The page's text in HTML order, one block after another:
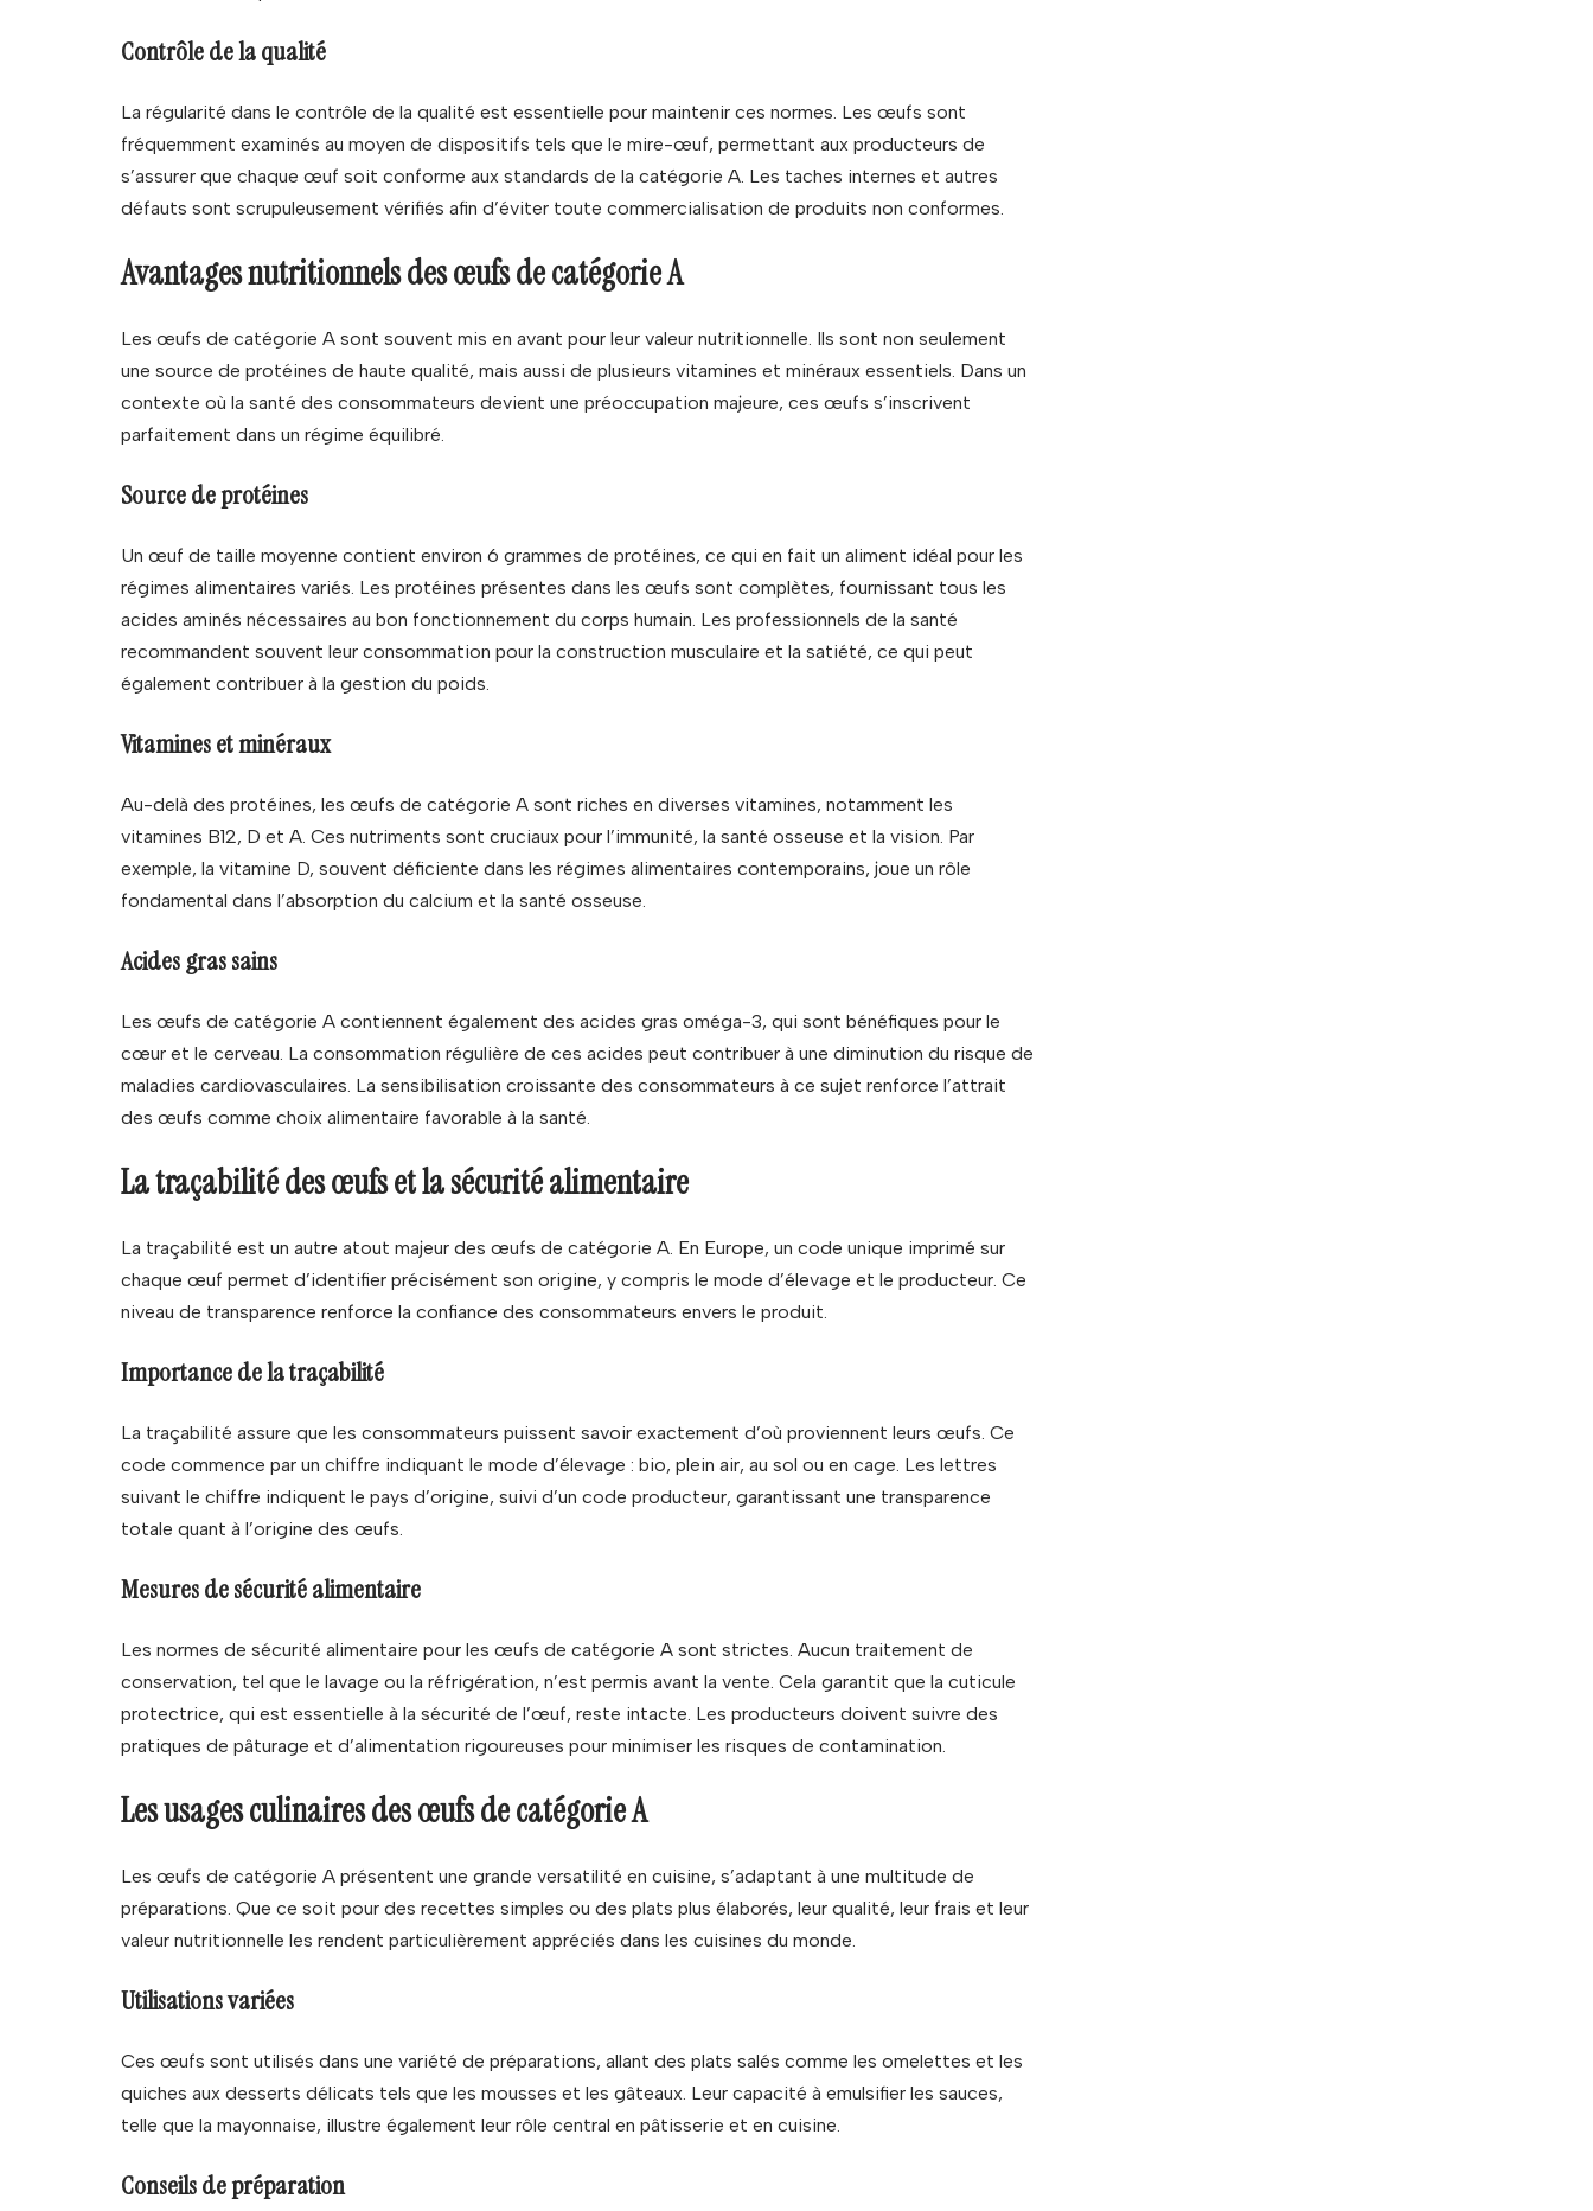
Contrôle de la qualité
La régularité dans le contrôle de la qualité est essentielle pour maintenir ces normes. Les œufs sont
fréquemment examinés au moyen de dispositifs tels que le mire-œuf, permettant aux producteurs de
s’assurer que chaque œuf soit conforme aux standards de la catégorie A. Les taches internes et autres
défauts sont scrupuleusement vérifiés afin d’éviter toute commercialisation de produits non conformes.
Avantages nutritionnels des œufs de catégorie A
Les œufs de catégorie A sont souvent mis en avant pour leur valeur nutritionnelle. Ils sont non seulement
une source de protéines de haute qualité, mais aussi de plusieurs vitamines et minéraux essentiels. Dans un
contexte où la santé des consommateurs devient une préoccupation majeure, ces œufs s’inscrivent
parfaitement dans un régime équilibré.
Source de protéines
Un œuf de taille moyenne contient environ 6 grammes de protéines, ce qui en fait un aliment idéal pour les
régimes alimentaires variés. Les protéines présentes dans les œufs sont complètes, fournissant tous les
acides aminés nécessaires au bon fonctionnement du corps humain. Les professionnels de la santé
recommandent souvent leur consommation pour la construction musculaire et la satiété, ce qui peut
également contribuer à la gestion du poids.
Vitamines et minéraux
Au-delà des protéines, les œufs de catégorie A sont riches en diverses vitamines, notamment les
vitamines B12, D et A. Ces nutriments sont cruciaux pour l’immunité, la santé osseuse et la vision. Par
exemple, la vitamine D, souvent déficiente dans les régimes alimentaires contemporains, joue un rôle
fondamental dans l’absorption du calcium et la santé osseuse.
Acides gras sains
Les œufs de catégorie A contiennent également des acides gras oméga-3, qui sont bénéfiques pour le
cœur et le cerveau. La consommation régulière de ces acides peut contribuer à une diminution du risque de
maladies cardiovasculaires. La sensibilisation croissante des consommateurs à ce sujet renforce l’attrait
des œufs comme choix alimentaire favorable à la santé.
La traçabilité des œufs et la sécurité alimentaire
La traçabilité est un autre atout majeur des œufs de catégorie A. En Europe, un code unique imprimé sur
chaque œuf permet d’identifier précisément son origine, y compris le mode d’élevage et le producteur. Ce
niveau de transparence renforce la confiance des consommateurs envers le produit.
Importance de la traçabilité
La traçabilité assure que les consommateurs puissent savoir exactement d’où proviennent leurs œufs. Ce
code commence par un chiffre indiquant le mode d’élevage : bio, plein air, au sol ou en cage. Les lettres
suivant le chiffre indiquent le pays d’origine, suivi d’un code producteur, garantissant une transparence
totale quant à l’origine des œufs.
Mesures de sécurité alimentaire
Les normes de sécurité alimentaire pour les œufs de catégorie A sont strictes. Aucun traitement de
conservation, tel que le lavage ou la réfrigération, n’est permis avant la vente. Cela garantit que la cuticule
protectrice, qui est essentielle à la sécurité de l’œuf, reste intacte. Les producteurs doivent suivre des
pratiques de pâturage et d’alimentation rigoureuses pour minimiser les risques de contamination.
Les usages culinaires des œufs de catégorie A
Les œufs de catégorie A présentent une grande versatilité en cuisine, s’adaptant à une multitude de
préparations. Que ce soit pour des recettes simples ou des plats plus élaborés, leur qualité, leur frais et leur
valeur nutritionnelle les rendent particulièrement appréciés dans les cuisines du monde.
Utilisations variées
Ces œufs sont utilisés dans une variété de préparations, allant des plats salés comme les omelettes et les
quiches aux desserts délicats tels que les mousses et les gâteaux. Leur capacité à emulsifier les sauces,
telle que la mayonnaise, illustre également leur rôle central en pâtisserie et en cuisine.
Conseils de préparation